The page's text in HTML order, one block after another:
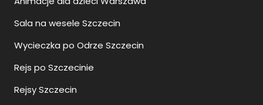
Sala na wesele Szczecin
Wycieczka po Odrze Szczecin
Rejs po Szczecinie
Rejsy Szczecin